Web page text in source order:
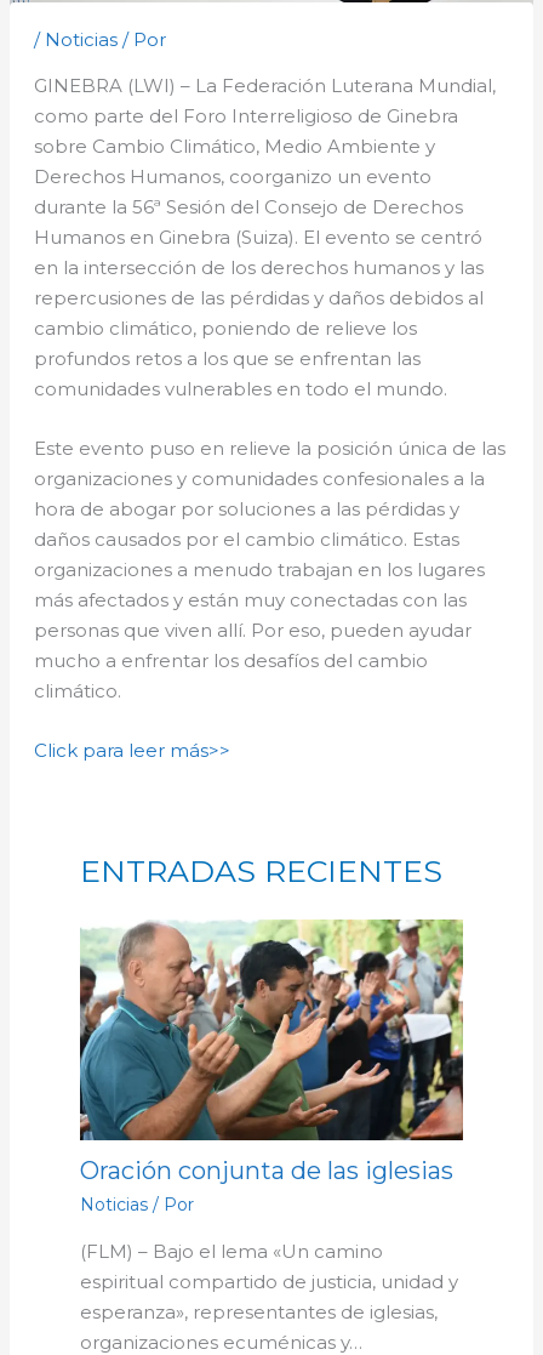
/ Noticias / Por
GINEBRA (LWI) – La Federación Luterana Mundial,
como parte del Foro Interreligioso de Ginebra
sobre Cambio Climático, Medio Ambiente y
Derechos Humanos, coorganizo un evento
durante la 56ª Sesión del Consejo de Derechos
Humanos en Ginebra (Suiza). El evento se centró
en la intersección de los derechos humanos y las
repercusiones de las pérdidas y daños debidos al
cambio climático, poniendo de relieve los
profundos retos a los que se enfrentan las
comunidades vulnerables en todo el mundo.
Este evento puso en relieve la posición única de las
organizaciones y comunidades confesionales a la
hora de abogar por soluciones a las pérdidas y
daños causados por el cambio climático. Estas
organizaciones a menudo trabajan en los lugares
más afectados y están muy conectadas con las
personas que viven allí. Por eso, pueden ayudar
mucho a enfrentar los desafíos del cambio
climático.
Click para leer más>>
ENTRADAS RECIENTES
Oración conjunta de las iglesias
Noticias/ Por
(FLM) – Bajo el lema «Un camino
espiritual compartido de justicia, unidad y
esperanza», representantes de iglesias,
organizaciones ecuménicas y…